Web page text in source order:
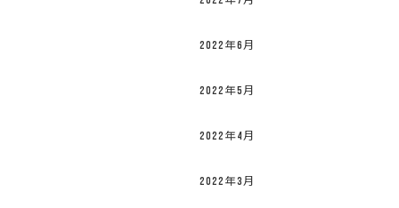
2022年6月
2022年5月
2022年4月
2022年3月